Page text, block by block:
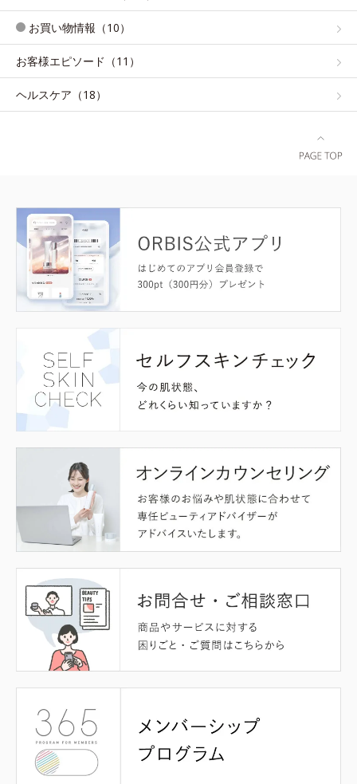
お買い物情報（10）
お客様エピソード（11）
ヘルスケア（18）